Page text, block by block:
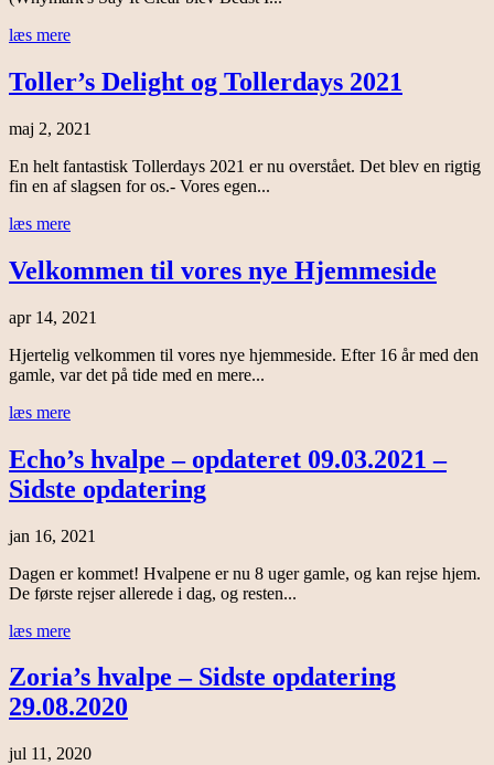
læs mere
Toller’s Delight og Tollerdays 2021
maj 2, 2021
En helt fantastisk Tollerdays 2021 er nu overstået. Det blev en rigtig
fin en af slagsen for os.- Vores egen...
læs mere
Velkommen til vores nye Hjemmeside
apr 14, 2021
Hjertelig velkommen til vores nye hjemmeside. Efter 16 år med den
gamle, var det på tide med en mere...
læs mere
Echo’s hvalpe – opdateret 09.03.2021 –
Sidste opdatering
jan 16, 2021
Dagen er kommet! Hvalpene er nu 8 uger gamle, og kan rejse hjem.
De første rejser allerede i dag, og resten...
læs mere
Zoria’s hvalpe – Sidste opdatering
29.08.2020
jul 11, 2020